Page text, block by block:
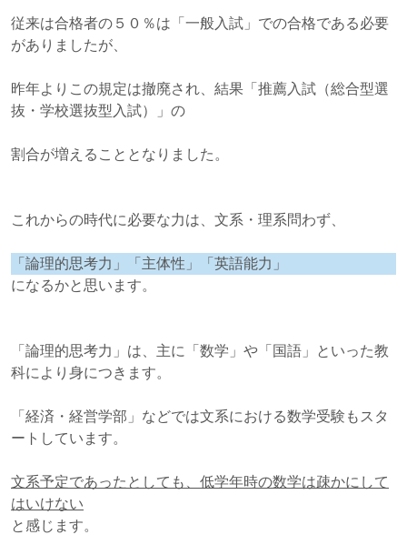
従来は合格者の５０％は「一般入試」での合格である必要
がありましたが、
昨年よりこの規定は撤廃され、結果「推薦入試（総合型選
抜・学校選抜型入試）」の
割合が増えることとなりました。
これからの時代に必要な力は、文系・理系問わず、
「論理的思考力」「主体性」「英語能力」
になるかと思います。
「論理的思考力」は、主に「数学」や「国語」といった教
科により身につきます。
「経済・経営学部」などでは文系における数学受験もスタ
ートしています。
文系予定であったとしても、低学年時の数学は疎かにして
はいけない
と感じます。